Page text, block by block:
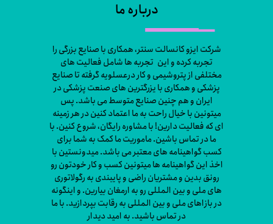
درباره ما
شرکت ایزو کانسالت سنتر، همکاری با صنایع بزرگی را
تجربه کرده و این تجربه ها شامل فعالیت های
مختلفی از پتروشیمی و کار درعسلویه گرفته تا صنایع
پزشکی و همکاری با یزرگترین های صنعت پزشکی در
ایران و هم چنین صنایع متوسط می باشد. پس
میتونین با خیال راحت به ما اعتماد کنین در هر زمینه
ای که فعالیت دارین! با مشاوره رایگان، شروع کنین. با
ما در تماس باشین. ماموریت ما کمک به شما برای
کسب گواهینامه های معتبر می باشد. میدونستین با
اخذ این گواهینامه ها میتونین کسب و کار خودتون رو
رونق بدین و مشتریان راضی و پایبندی به رگولاتوری
های ملی و بین المللی رو به ارمغان بیارین. و اینگونه
در بازاهای ملی و بین المللی به رقابت بپردازید. با ما
در تماس باشید. به امید دیدار